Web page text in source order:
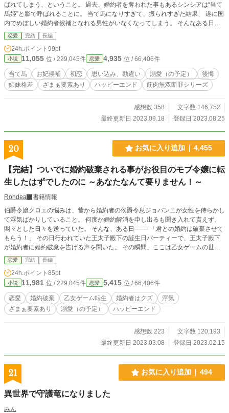
ばれてしまう、ということ。 過去、婚約者を奪われた事もあるシンシアは“当て
馬姫”と影で呼ばれることに。 当て馬になりすぎて、振られすぎた結果、 遂に国
内でめぼしい婚約者候補となれる男性がいなくなってしまう。 そんなある日、
なんとシンシアの元に他国の王子から縁談の話が舞い込む。 しかも、その相手
はかつて子供の頃のシンシアが一目惚れした初恋の王子様。 遠い昔の初恋に心
ときめかせるシンシアだけど、不安は拭えない。 なんと言っても自分は“当て馬
姫”だから。 それでも、後のないシンシアは話を受け入れて王子の元に出向いて
みると、 初恋の王子様は昔とはかなり様子が違っていて──── ❋“便利な女”と嘲
笑われていた平凡令嬢、婚約解消したら幸せになりました ～後悔？ しても遅い
です～ こちらの話に出て来た双子の兄王子、ジュラールの恋の話となります。
ない女”と棄てられた地味令嬢、拾われた先で大切にされています ～後悔？ する
て、シリーズ共通タグとして【筋肉無双断罪シリーズ】を追加しました。
恋愛 完結 長編
24h.ポイント 99pt
小説 11,055 位 / 229,045件 恋愛 4,935 位 / 66,406件
当て馬 お妃候補 初恋 思い込み、勘違い 溺愛（の予定）
後悔
姉妹格差
ざまぁ要素あり ハッピーエンド 筋肉無双断罪シリーズ
感想数 358
文字数 146,752
最終更新日 2023.09.18
登録日 2023.08.25
20 お気に入り追加 4,455
【完結】ついでに婚約破棄される事がお役目のモブ令嬢に転
生したはずでしたのに ～あなたなんて要りません！～
Rohdea
書籍情報
伯爵令嬢クロエの悩みは、昔から婚約者の侯爵令息ジョバンニが女性を侍らかし
て浮気ばかりしていること。 何度か婚約解消を申し出るも聞き入れて貰えず、
悶々とした日々を送っていた。 そんな、ある日─── 「君との婚約は破棄させて
もらう！」 その日行われていた王太子殿下の誕生日パーティーで、王太子殿下
が婚約者に婚約破棄を告げる声を聞いた。 その瞬間、ここは乙女ゲームの世界
で、殿下の側近である婚約者は攻略対象者の一人。 そして自分はこの流れでつ
いでに婚約破棄される事になるモブ令嬢だと気付いた。 (やったわ！ これで婚約
破棄してもらえる！) そう思って喜んだクロエだったけれど、何故か事態は思っ
ていたのと違う方向に…………
恋愛 完結 長編
24h.ポイント 85pt
小説 11,981 位 / 229,045件 恋愛 5,415 位 / 66,406件
恋愛 婚約破棄 乙女ゲーム転生 婚約者はクズ
浮気
ざまぁ要素あり
溺愛（の予定） ハッピーエンド
感想数 223
文字数 120,193
最終更新日 2023.03.08
登録日 2023.02.15
21 お気に入り追加 494
異世界で守護竜になりました
みん